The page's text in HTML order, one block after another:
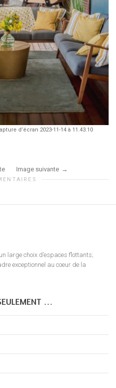
d’écran 2023-11-14 à 11.43.10
Image suivante
large choix d’espaces flottants;
exceptionnel au coeur de la
…